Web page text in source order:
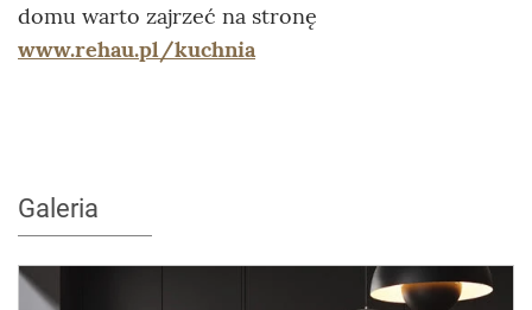
domu warto zajrzeć na stronę
www.rehau.pl/kuchnia
Galeria